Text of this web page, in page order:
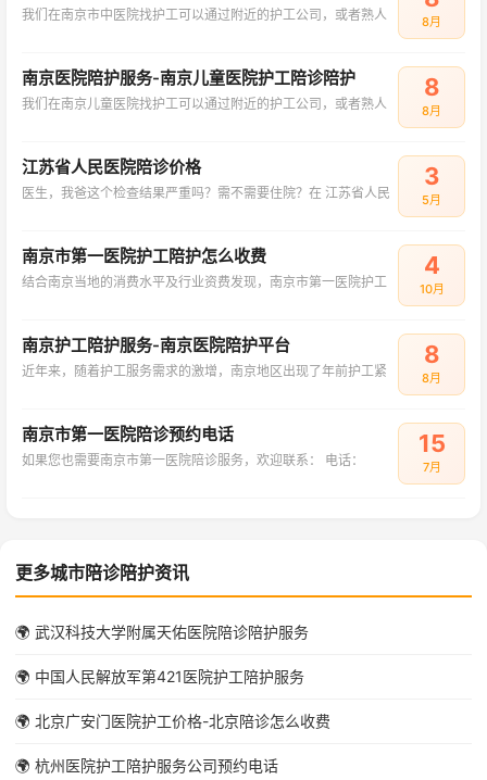
我们在南京市中医院找护工可以通过附近的护工公司，或者熟人 8月
南京医院陪护服务-南京儿童医院护工陪诊陪护
我们在南京儿童医院找护工可以通过附近的护工公司，或者熟人
8
8月
江苏省人民医院陪诊价格
医生，我爸这个检查结果严重吗？需不需要住院？在 江苏省人民
3
5月
南京市第一医院护工陪护怎么收费
结合南京当地的消费水平及行业资费发现，南京市第一医院护工
4
10月
南京护工陪护服务-南京医院陪护平台
近年来，随着护工服务需求的激增，南京地区出现了年前护工紧
8
8月
南京市第一医院陪诊预约电话
如果您也需要南京市第一医院陪诊服务，欢迎联系： 电话：
15
7月
更多城市陪诊陪护资讯
🌍 武汉科技大学附属天佑医院陪诊陪护服务
🌍 中国人民解放军第421医院护工陪护服务
🌍 北京广安门医院护工价格-北京陪诊怎么收费
🌍 杭州医院护工陪护服务公司预约电话